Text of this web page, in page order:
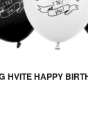
HVITE HAPPY